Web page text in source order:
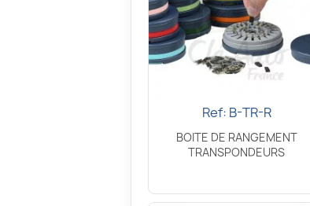
Aperçu rapide
+5
Ref: B-TR-R
BOITE DE RANGEMENT
TRANSPONDEURS